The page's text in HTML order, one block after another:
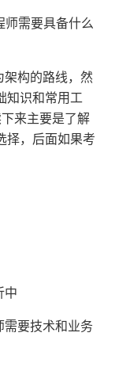
师需要具备什么
架构的路线，然
知识和常用工
来主要是了解
择，后面如果考
中
需要技术和业务